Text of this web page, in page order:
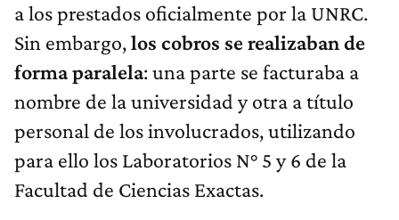
a los prestados oficialmente por la UNRC.
Sin embargo,los cobros se realizaban de
forma paralela: una parte se facturaba a
nombre de la universidad y otra a título
personal de los involucrados, utilizando
para ello los Laboratorios N° 5 y 6 de la
Facultad de Ciencias Exactas.